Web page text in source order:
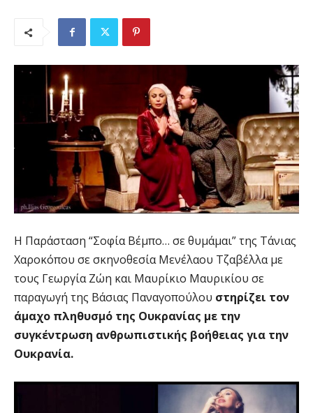
Η Παράσταση “Σοφία Βέμπο… σε θυμάμαι” της Τάνιας
Χαροκόπου σε σκηνοθεσία Μενέλαου Τζαβέλλα με
τους Γεωργία Ζώη και Μαυρίκιο Μαυρικίου σε
παραγωγή της Βάσιας Παναγοπούλου στηρίζει τον
άμαχο πληθυσμό της Ουκρανίας με την
συγκέντρωση ανθρωπιστικής βοήθειας για την
Ουκρανία.